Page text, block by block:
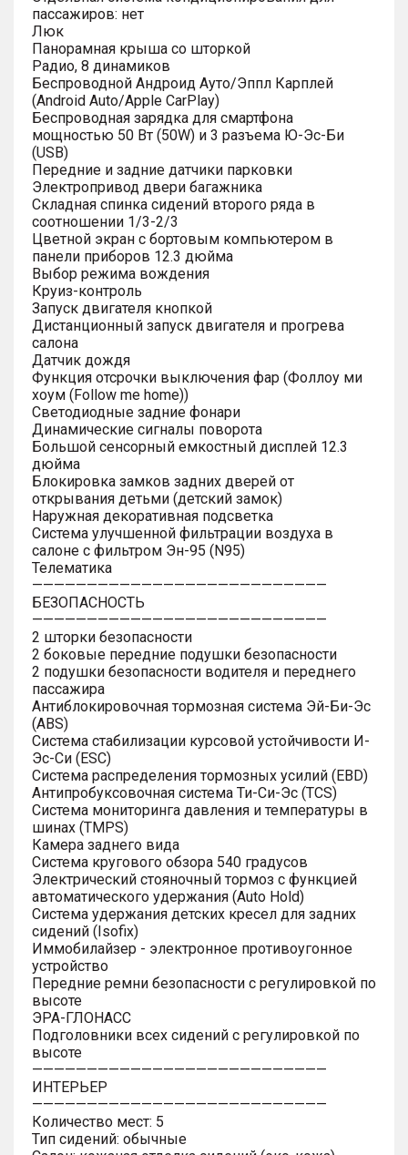
пассажиров: нет
Люк
Панорамная крыша со шторкой
Радио, 8 динамиков
Беспроводной Андроид Ауто/Эппл Карплей
(Android Auto/Apple CarPlay)
Беспроводная зарядка для смартфона
мощностью 50 Вт (50W) и 3 разъема Ю-Эс-Би
(USB)
Передние и задние датчики парковки
Электропривод двери багажника
Складная спинка сидений второго ряда в
соотношении 1/3-2/3
Цветной экран с бортовым компьютером в
панели приборов 12.3 дюйма
Выбор режима вождения
Круиз-контроль
Запуск двигателя кнопкой
Дистанционный запуск двигателя и прогрева
салона
Датчик дождя
Функция отсрочки выключения фар (Фоллоу ми
хоум (Follow me home))
Светодиодные задние фонари
Динамические сигналы поворота
Большой сенсорный емкостный дисплей 12.3
дюйма
Блокировка замков задних дверей от
открывания детьми (детский замок)
Наружная декоративная подсветка
Система улучшенной фильтрации воздуха в
салоне с фильтром Эн-95 (N95)
Телематика
———————————————————————————
БЕЗОПАСНОСТЬ
———————————————————————————
2 шторки безопасности
2 боковые передние подушки безопасности
2 подушки безопасности водителя и переднего
пассажира
Антиблокировочная тормозная система Эй-Би-Эс
(ABS)
Система стабилизации курсовой устойчивости И-
Эс-Си (ESC)
Система распределения тормозных усилий (EBD)
Антипробуксовочная система Ти-Си-Эс (TCS)
Система мониторинга давления и температуры в
шинах (TMPS)
Камера заднего вида
Система кругового обзора 540 градусов
Электрический стояночный тормоз с функцией
автоматического удержания (Auto Hold)
Система удержания детских кресел для задних
сидений (Isofix)
Иммобилайзер - электронное противоугонное
устройство
Передние ремни безопасности с регулировкой по
высоте
ЭРА-ГЛОНАСС
Подголовники всех сидений с регулировкой по
высоте
———————————————————————————
ИНТЕРЬЕР
———————————————————————————
Количество мест: 5
Тип сидений: обычные